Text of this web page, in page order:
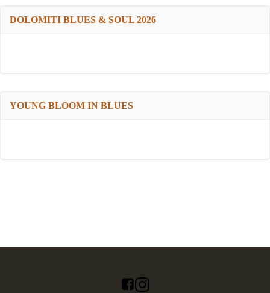
DOLOMITI BLUES & SOUL 2026
YOUNG BLOOM IN BLUES